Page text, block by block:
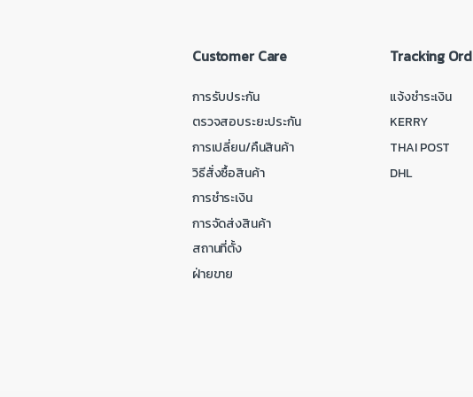
Customer Care
การรับประกัน
ตรวจสอบระยะประกัน
การเปลี่ยน/คืนสินค้า
วิธีสั่งซื้อสินค้า
การชำระเงิน
การจัดส่งสินค้า
สถานที่ตั้ง
ฝ่ายขาย
Tracking
แจ้งชำระเงิน
KERRY
THAI POST
DHL